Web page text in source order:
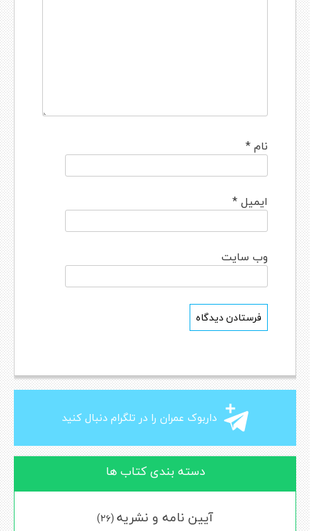
داربوک عمران را در تلگرام دنبال کنید
دسته بندی کتاب ها
آیین نامه و نشریه (۲۶)
نام*
ایمیل*
وب‌ سایت